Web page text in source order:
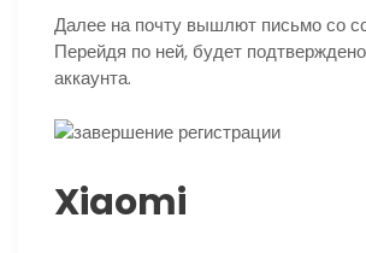
Далее на почту вышлют письмо со
Перейдя по ней, будет
аккаунта.
Xiaomi